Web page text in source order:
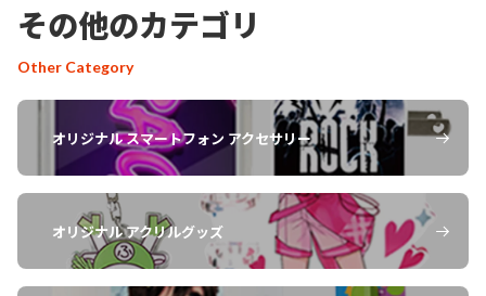
その他のカテゴリ
Other Category
オリジナル スマートフォン アクセサリー
オリジナル アクリルグッズ